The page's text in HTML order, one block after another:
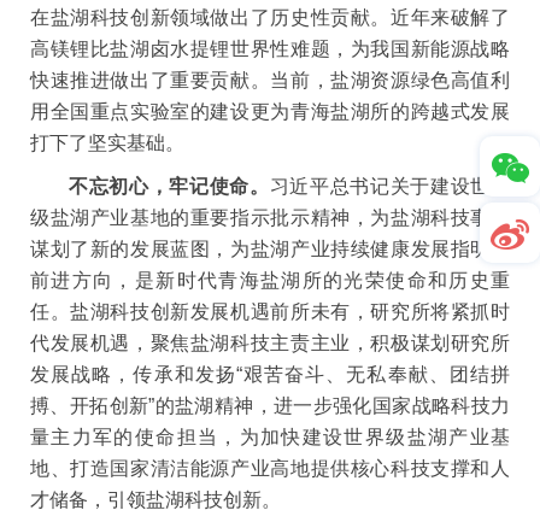
在盐湖科技创新领域做出了历史性贡献。近年来破解了
高镁锂比盐湖卤水提锂世界性难题，为我国新能源战略
快速推进做出了重要贡献。当前，盐湖资源绿色高值利
用全国重点实验室的建设更为青海盐湖所的跨越式发展
打下了坚实基础。
不忘初心，牢记使命。 习近平总书记关于建设世界
级盐湖产业基地的重要指示批示精神，为盐湖科技事业
谋划了新的发展蓝图，为盐湖产业持续健康发展指明了
前进方向，是新时代青海盐湖所的光荣使命和历史重
任。盐湖科技创新发展机遇前所未有，研究所将紧抓时
代发展机遇，聚焦盐湖科技主责主业，积极谋划研究所
发展战略，传承和发扬“艰苦奋斗、无私奉献、团结拼
搏、开拓创新”的盐湖精神，进一步强化国家战略科技力
量主力军的使命担当，为加快建设世界级盐湖产业基
地、打造国家清洁能源产业高地提供核心科技支撑和人
才储备，引领盐湖科技创新。